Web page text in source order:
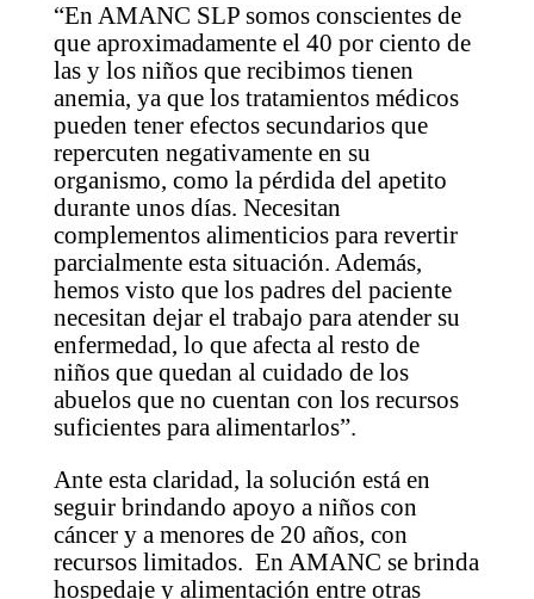
“En AMANC SLP somos conscientes de
que aproximadamente el 40 por ciento de
las y los niños que recibimos tienen
anemia, ya que los tratamientos médicos
pueden tener efectos secundarios que
repercuten negativamente en su
organismo, como la pérdida del apetito
durante unos días. Necesitan
complementos alimenticios para revertir
parcialmente esta situación. Además,
hemos visto que los padres del paciente
necesitan dejar el trabajo para atender su
enfermedad, lo que afecta al resto de
niños que quedan al cuidado de los
abuelos que no cuentan con los recursos
suficientes para alimentarlos”.
Ante esta claridad, la solución está en
seguir brindando apoyo a niños con
cáncer y a menores de 20 años, con
recursos limitados. En AMANC se brinda
hospedaje y alimentación entre otras